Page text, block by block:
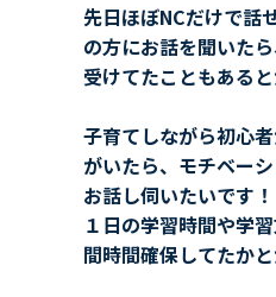
先日ほぼNCだけで話
の方にお話を聞いた
受けてたこともあると
子育てしながら初心
がいたら、モチベー
お話し伺いたいです！
１日の学習時間や学
間時間確保してたかと